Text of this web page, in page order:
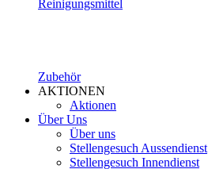
Reinigungsmittel
Zubehör
AKTIONEN
Aktionen
Über Uns
Über uns
Stellengesuch Aussendienst
Stellengesuch Innendienst